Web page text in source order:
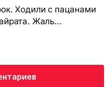
Ходили с пацанами
Жаль...